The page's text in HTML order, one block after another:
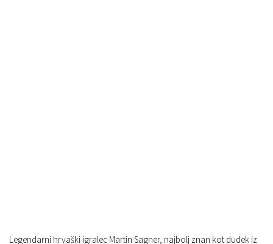
Legendarni hrvaški igralec Martin Sagner, najbolj znan kot dudek iz